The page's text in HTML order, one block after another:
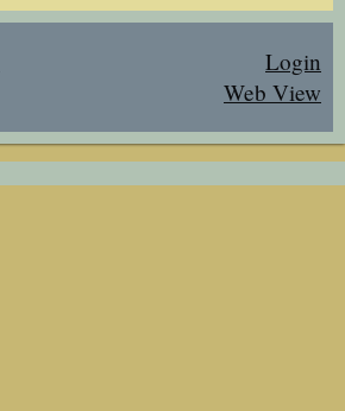
Login
Web View